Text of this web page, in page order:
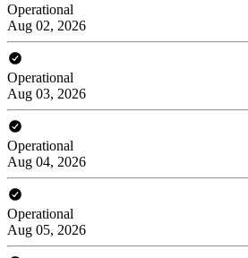
Operational
Aug 02, 2026
Operational
Aug 03, 2026
Operational
Aug 04, 2026
Operational
Aug 05, 2026